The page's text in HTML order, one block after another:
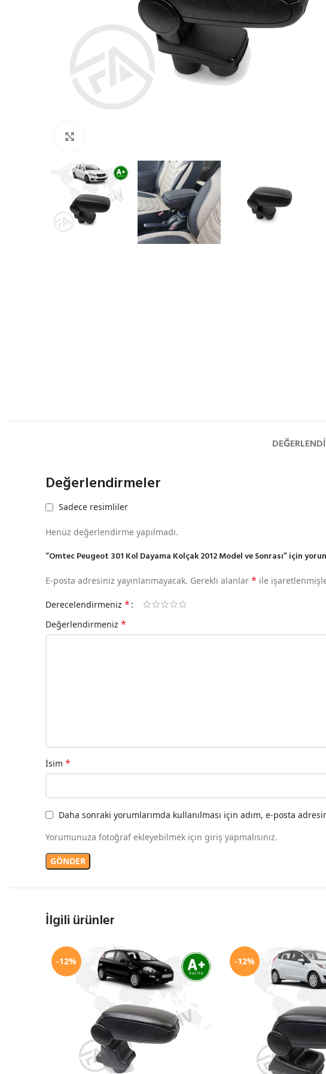
Değerlendirmeler
Sadece resimliler
Henüz değerlendirme yapılmadı.
“Omtec Peugeot 301 Kol Dayama Kolçak 2012 Model ve Sonrası” için
E-posta adresiniz yayınlanmayacak. Gerekli alanlar * ile
Derecelendirmeniz *
Değerlendirmeniz *
İsim *
Daha sonraki yorumlarımda kullanılması için adım, e-posta
Yorumunuza fotoğraf ekleyebilmek için giriş yapmalısınız.
İlgili ürünler
-12% -12%